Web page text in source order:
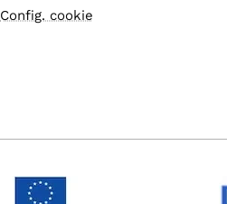
Config. cookie